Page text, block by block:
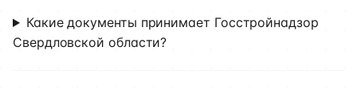
Какие документы принимает Госстройнадзор
Свердловской области?